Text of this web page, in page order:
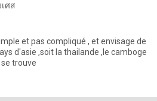
ศส
et pas compliqué , et envisage de
d'asie ,soit la thailande ,le camboge
trouve